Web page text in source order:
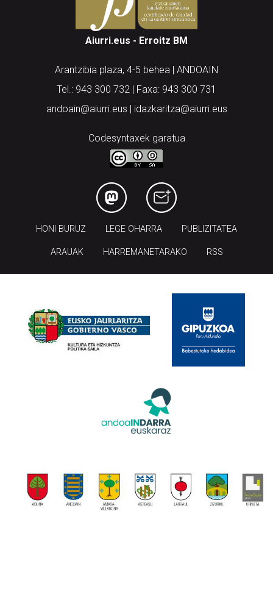
Aiurri.eus - Erroitz BM
Arantzibia plaza, 4-5 behea | ANDOAIN
Tel.: 943 300 732 | Faxa: 943 300 731
andoain@aiurri.eus | idazkaritza@aiurri.eus
Codesyntaxek garatua
HONI BURUZ LEGE OHARRA PUBLIZITATEA
ARAUAK HARREMANETARAKO RSS